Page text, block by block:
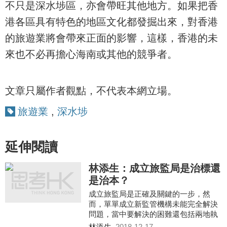
不只是深水埗區，亦會帶旺其他地方。如果把香
港各區具有特色的地區文化都發掘出來，對香港
的旅遊業將會帶來正面的影響，這樣，香港的未
來也不必再擔心海南或其他的競爭者。
文章只屬作者觀點，不代表本網立場。
旅遊業 , 深水埗
延伸閱讀
林添生：成立旅監局是治標還
是治本？
成立旅監局是正確及關鍵的一步，然
而，單單成立新監管機構未能完全解決
問題，當中要解決的困難還包括兩地執
法協調、法律漏洞和宣傳教育不足。